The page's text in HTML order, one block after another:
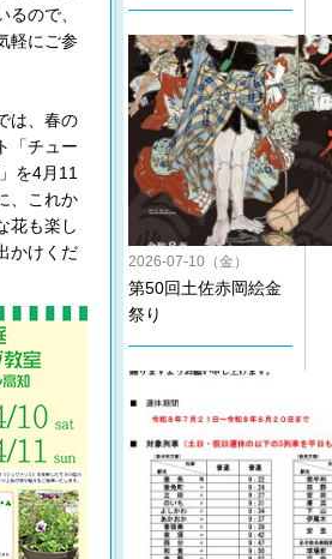
るので、
軽にご参
は、春の
「チュー
を4月11
、これか
花も楽し
かけくだ
2026-07-10（金）
第50回土佐赤岡絵金
祭り